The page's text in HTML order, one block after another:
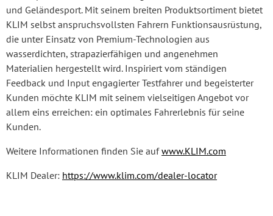
und Geländesport. Mit seinem breiten Produktsortiment bietet
KLIM selbst anspruchsvollsten Fahrern Funktionsausrüstung,
die unter Einsatz von Premium-Technologien aus
wasserdichten, strapazierfähigen und angenehmen
Materialien hergestellt wird. Inspiriert vom ständigen
Feedback und Input engagierter Testfahrer und begeisterter
Kunden möchte KLIM mit seinem vielseitigen Angebot vor
allem eins erreichen: ein optimales Fahrerlebnis für seine
Kunden.
Weitere Informationen finden Sie aufwww.KLIM.com
KLIM Dealer: https://www.klim.com/dealer-locator